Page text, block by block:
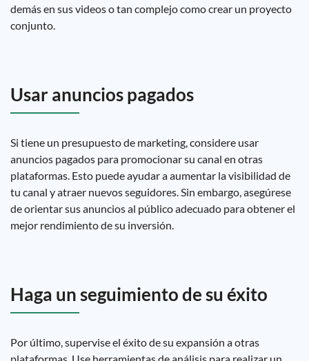
demás en sus videos o tan complejo como crear un proyecto
conjunto.
Usar anuncios pagados
Si tiene un presupuesto de marketing, considere usar
anuncios pagados para promocionar su canal en otras
plataformas. Esto puede ayudar a aumentar la visibilidad de
tu canal y atraer nuevos seguidores. Sin embargo, asegúrese
de orientar sus anuncios al público adecuado para obtener el
mejor rendimiento de su inversión.
Haga un seguimiento de su éxito
Por último, supervise el éxito de su expansión a otras